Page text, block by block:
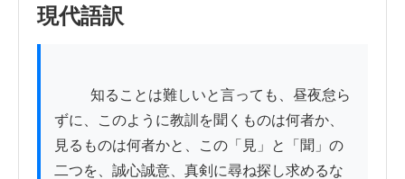
現代語訳
ずに、このように教訓を聞くものは何者か、
見るものは何者かと、この「見」と「聞」の
二つを、誠心誠意、真剣に尋ね探し求めるな